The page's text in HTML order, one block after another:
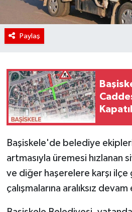
Paylaş
Başiskele'de belediye ekipleri,
artmasıyla üremesi hızlanan
ve diğer haşerelere karşı ilçe
çalışmalarına aralıksız